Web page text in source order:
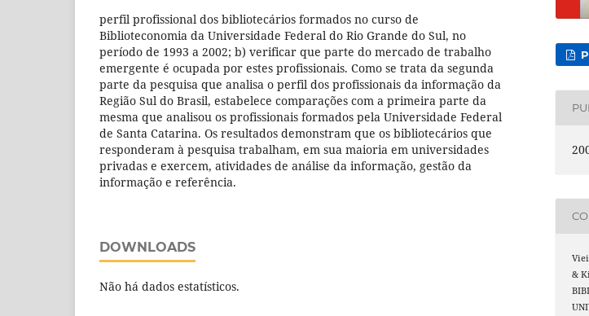
perfil profissional dos bibliotecários formados no curso de
Biblioteconomia da Universidade Federal do Rio Grande do Sul, no
período de 1993 a 2002; b) verificar que parte do mercado de trabalho
emergente é ocupada por estes profissionais. Como se trata da segunda
parte da pesquisa que analisa o perfil dos profissionais da informação da
Região Sul do Brasil, estabelece comparações com a primeira parte da
mesma que analisou os profissionais formados pela Universidade Federal
de Santa Catarina. Os resultados demonstram que os bibliotecários que
responderam à pesquisa trabalham, em sua maioria em universidades
privadas e exercem, atividades de análise da informação, gestão da
informação e referência.
DOWNLOADS
Não há dados estatísticos.
&